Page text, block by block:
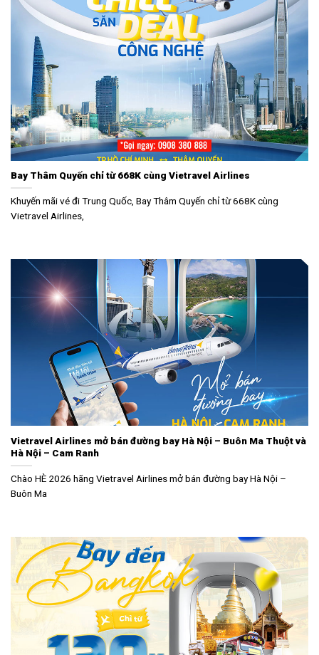
Bay Thâm Quyến chỉ từ 668K cùng Vietravel Airlines
Khuyến mãi vé đi Trung Quốc, Bay Thâm Quyến chỉ từ 668K cùng
Vietravel Airlines,
Vietravel Airlines mở bán đường bay Hà Nội – Buôn Ma Thuột và
Hà Nội – Cam Ranh
Chào HÈ 2026 hãng Vietravel Airlines mở bán đường bay Hà Nội –
Buôn Ma